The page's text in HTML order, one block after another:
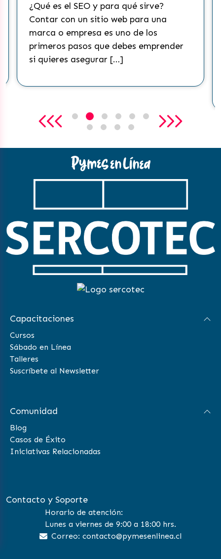
¿Qué es el SEO y para qué sirve?
Contar con un sitio web para una
marca o empresa es uno de los
primeros pasos que debes emprender
si quieres asegurar […]
Capacitaciones
Cursos
Sábado en Línea
Talleres
Suscríbete al Newsletter
Comunidad
Blog
Casos de Éxito
Iniciativas Relacionadas
Contacto y Soporte
Horario de atención:
Lunes a viernes de 9:00 a 18:00 hrs.
Correo: contacto@pymesenlinea.cl